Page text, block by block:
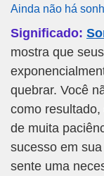
Ainda não há
Significado:
mostra que
quebrar. Você
como
de muita
sucesso em
sente uma